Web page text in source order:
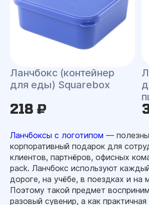
Ланчбокс (контейнер
для еды) Squarebox
218 ₽
Ланчбоксы с логотипом —
корпоративный подарок для
клиентов, партнёров, офисных
pack. Ланчбокс используют
дороге, на учёбе, в поездках и на
Поэтому такой предмет
разовый сувенир, а как практичная